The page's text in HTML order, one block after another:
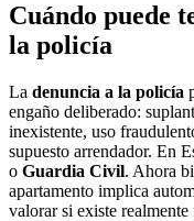
Cuándo puede
la policía
La denuncia a la policía
engaño deliberado:
inexistente, uso
supuesto arrendador. En
o Guardia Civil. Ahora
apartamento implica
valorar si existe